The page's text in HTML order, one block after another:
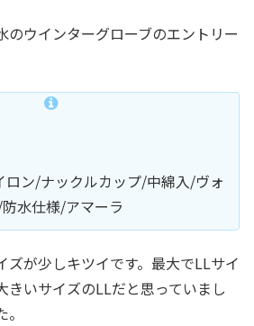
のウインターグローブのエントリー
ロン/ナックルカップ/中綿入/ヴォ
水仕様/アマーラ
ズが少しキツイです。最大でLLサイ
きいサイズのLLだと思っていまし